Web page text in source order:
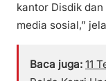
kantor Disdik
media sosial,”
Baca juga: 11